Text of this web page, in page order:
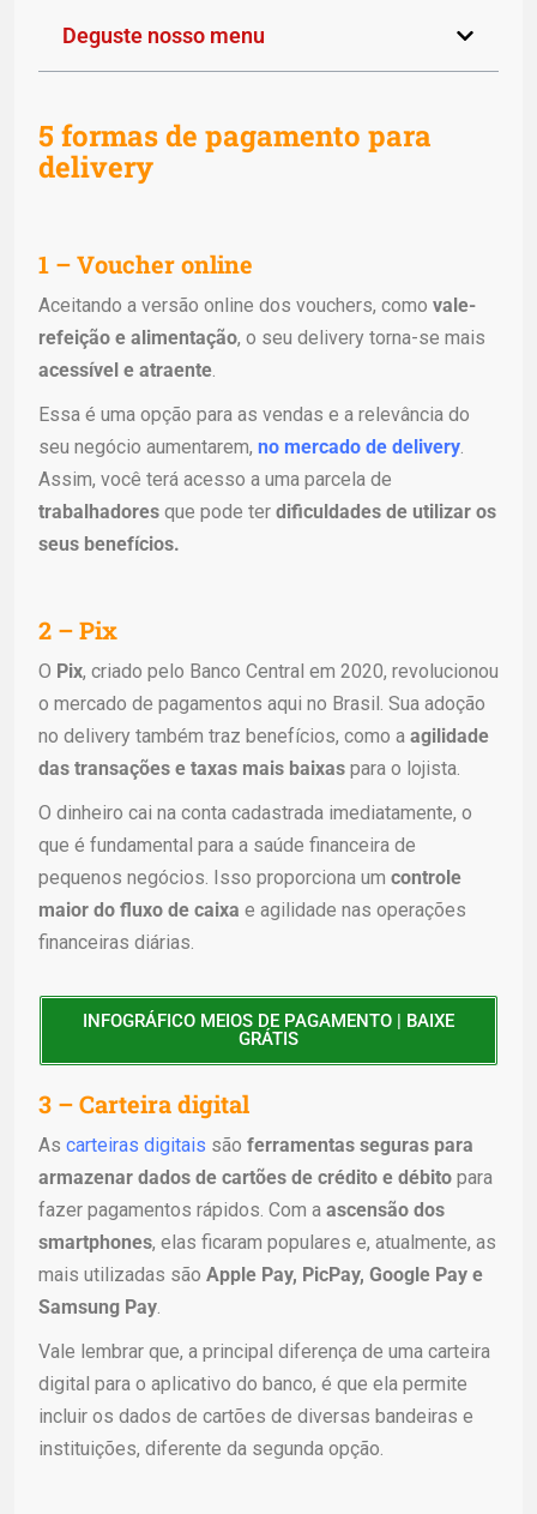
Deguste nosso menu
5 formas de pagamento para
delivery
1 – Voucher online
Aceitando a versão online dos vouchers, como vale-
refeição e alimentação, o seu delivery torna-se mais
acessível e atraente.
Essa é uma opção para as vendas e a relevância do
seu negócio aumentarem, no mercado de delivery.
Assim, você terá acesso a uma parcela de
trabalhadores que pode ter dificuldades de utilizar os
seus benefícios.
2 – Pix
O Pix, criado pelo Banco Central em 2020, revolucionou
o mercado de pagamentos aqui no Brasil. Sua adoção
no delivery também traz benefícios, como a agilidade
das transações e taxas mais baixas para o lojista.
O dinheiro cai na conta cadastrada imediatamente, o
que é fundamental para a saúde financeira de
pequenos negócios. Isso proporciona um controle
maior do fluxo de caixa e agilidade nas operações
financeiras diárias.
INFOGRÁFICO MEIOS DE PAGAMENTO | BAIXE
GRÁTIS
3 – Carteira digital
As carteiras digitais são ferramentas seguras para
armazenar dados de cartões de crédito e débito para
fazer pagamentos rápidos. Com a ascensão dos
smartphones, elas ficaram populares e, atualmente, as
mais utilizadas são Apple Pay, PicPay, Google Pay e
Samsung Pay.
Vale lembrar que, a principal diferença de uma carteira
digital para o aplicativo do banco, é que ela permite
incluir os dados de cartões de diversas bandeiras e
instituições, diferente da segunda opção.